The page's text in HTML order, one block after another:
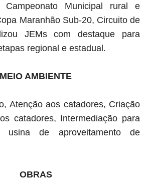
Municipal rural e
Maranhão Sub-20, Circuito de
JEMs com destaque para
regional e estadual.
MEIO AMBIENTE
Atenção aos catadores, Criação
catadores, Intermediação para
usina de aproveitamento de
OBRAS